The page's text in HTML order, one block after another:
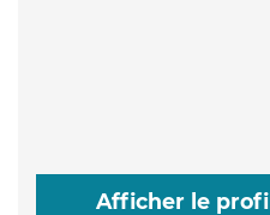
Afficher le profil